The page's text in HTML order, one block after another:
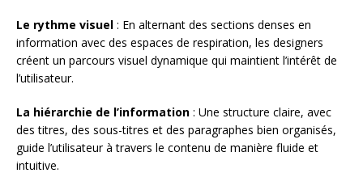
Le rythme visuel : En alternant des sections denses en
information avec des espaces de respiration, les designers
créent un parcours visuel dynamique qui maintient l’intérêt de
l’utilisateur.
La hiérarchie de l’information : Une structure claire, avec
des titres, des sous-titres et des paragraphes bien organisés,
guide l’utilisateur à travers le contenu de manière fluide et
intuitive.